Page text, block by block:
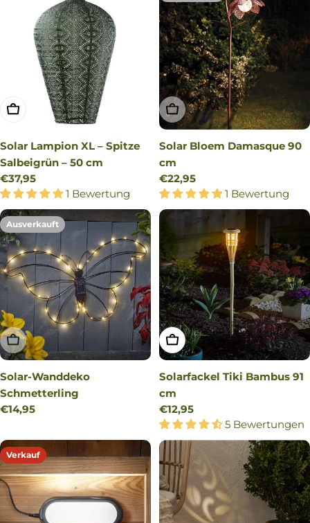
IN DEN WARENKORB LEGEN
Solar Lampion XL – Spitze
Salbeigrün – 50 cm
Regulärer
Preis
€37,95
1 Bewertung
AUSVERKAUFT
Solar Bloem Damasque 90
cm
Regulärer
Preis
€22,95
1 Bewertung
Ausverkauft
AUSVERKAUFT
Solar-Wanddeko
Schmetterling
Regulärer
€14,95
IN DEN WARENKORB
Solarfackel Tiki Bambus 91
cm
Regulärer
Preis
€12,95
5 Bewertungen
Verkauf